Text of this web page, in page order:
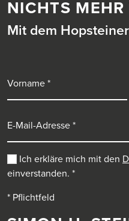
NICHTS MEHR
Mit dem
Ich erkläre mich mit den
einverstanden. *
* Pflichtfeld